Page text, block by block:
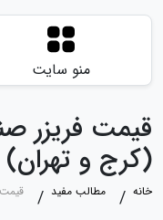
منو سایت
قیمت فریزر
(کرج و تهران)
خانه مطالب مفید